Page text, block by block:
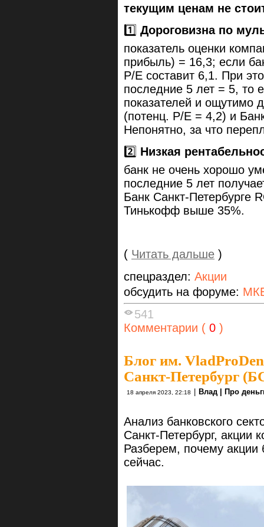
текущим ценам не
1️⃣ Дороговизна по
показатель оценки
прибыль) = 16,3; если
P/E составит 6,1. При
последние 5 лет = 5, то
показателей и ощутимо
(потенц. P/E = 4,2) и
Непонятно, за что
2️⃣ Низкая
банк не очень хорошо
последние 5 лет
Банк Санкт-Петербурге
Тинькофф выше 35%.
( Читать дальше )
спецраздел: Акции
обсудить на форуме:
541
Комментарии ( 0 )
Блог им.
Санкт-Петербург
18 апреля 2023, 22:18 Влад | Про
Анализ банковского
Санкт-Петербург, акции
Разберем, почему акции
сейчас.